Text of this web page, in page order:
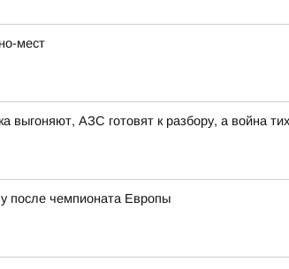
мест
выгоняют, АЗС готовят к разбору, а война
после чемпионата Европы